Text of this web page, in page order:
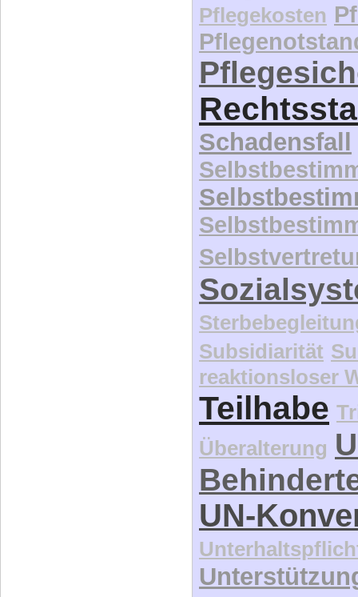
Pflegekosten
Schadensfall
Subsidiarität
reaktionsloser
Teilhabe
Überalterung
UN-